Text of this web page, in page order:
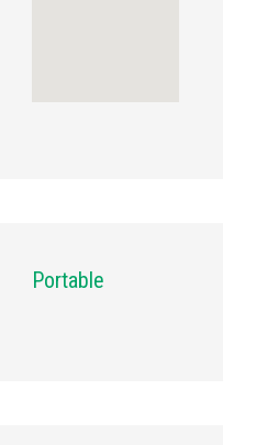
Portable